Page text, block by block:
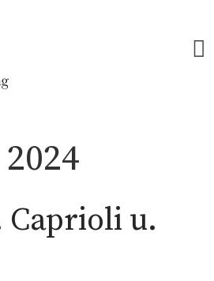
Hester
Åringer 2024
Caprioli u.